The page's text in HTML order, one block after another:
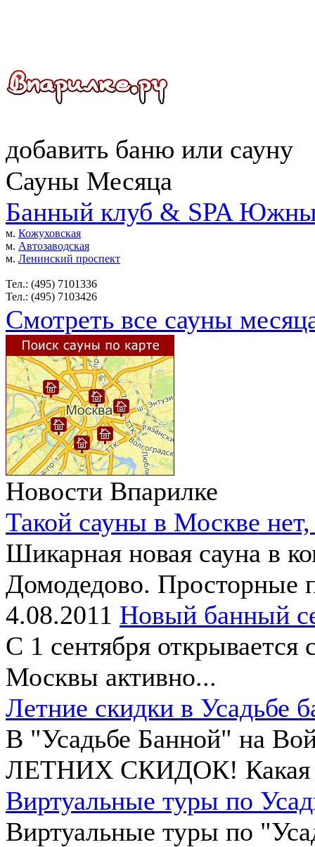
добавить баню или сауну
Сауны Месяца
Банный клуб & SPA
м. Кожуховская
м. Автозаводская
м. Ленинский проспект
Тел.: (495) 7101336
Тел.: (495) 7103426
Смотреть все сауны
Новости Впарилке
Такой сауны в Москве
Шикарная новая сауна в
Домодедово. Просторные
4.08.2011 Новый банный
С 1 сентября
Москвы активно...
Летние скидки в Усадьбе
В "Усадьбе Банной" на
ЛЕТНИХ СКИДОК! Какая
Виртуальные туры по
Виртуальные туры по